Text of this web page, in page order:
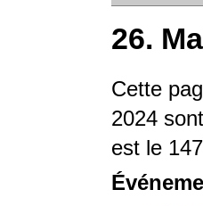
26.
Cette
2024
est le 147